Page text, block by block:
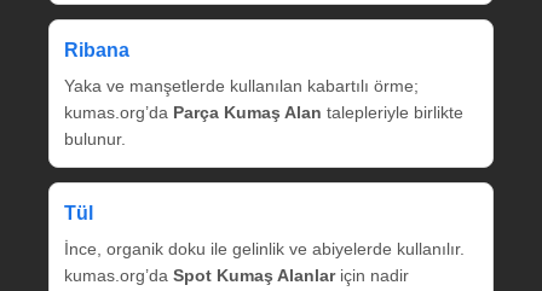
Ribana
Yaka ve manşetlerde kullanılan kabartılı örme;
kumas.org’da Parça Kumaş Alan talepleriyle birlikte
bulunur.
Tül
İnce, organik doku ile gelinlik ve abiyelerde kullanılır.
kumas.org’da Spot Kumaş Alanlariçin nadir